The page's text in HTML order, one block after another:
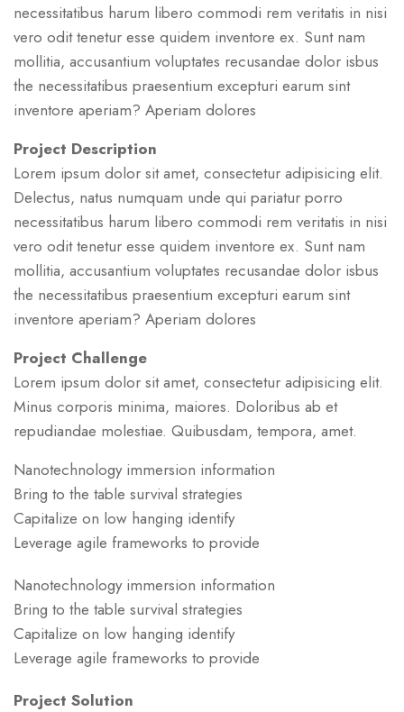
necessitatibus harum libero commodi rem veritatis in nisi
vero odit tenetur esse quidem inventore ex. Sunt nam
mollitia, accusantium voluptates recusandae dolor isbus
the necessitatibus praesentium excepturi earum sint
inventore aperiam? Aperiam dolores
Project Description
Lorem ipsum dolor sit amet, consectetur adipisicing elit.
Delectus, natus numquam unde qui pariatur porro
necessitatibus harum libero commodi rem veritatis in nisi
vero odit tenetur esse quidem inventore ex. Sunt nam
mollitia, accusantium voluptates recusandae dolor isbus
the necessitatibus praesentium excepturi earum sint
inventore aperiam? Aperiam dolores
Project Challenge
Lorem ipsum dolor sit amet, consectetur adipisicing elit.
Minus corporis minima, maiores. Doloribus ab et
repudiandae molestiae. Quibusdam, tempora, amet.
Nanotechnology immersion information
Bring to the table survival strategies
Capitalize on low hanging identify
Leverage agile frameworks to provide
Nanotechnology immersion information
Bring to the table survival strategies
Capitalize on low hanging identify
Leverage agile frameworks to provide
Project Solution